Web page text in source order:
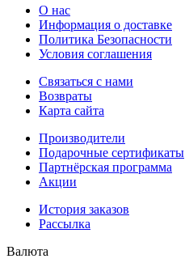
О нас
Информация о доставке
Политика Безопасности
Условия соглашения
Связаться с нами
Возвраты
Карта сайта
Производители
Подарочные сертификаты
Партнёрская программа
Акции
История заказов
Рассылка
Валюта